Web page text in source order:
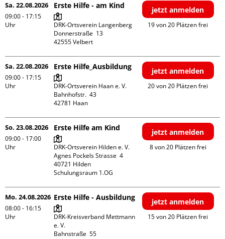
Sa. 22.08.2026
09:00 - 17:15
Uhr
Erste Hilfe - am Kind
DRK-Ortsverein Langenberg
Donnerstraße  13
jetzt anmelden
19 von 20 Plätzen frei
Sa. 22.08.2026
09:00 - 17:15
Uhr
Erste Hilfe_Ausbildung
DRK-Ortsverein Haan e. V.
Bahnhofstr.  43
jetzt anmelden
20 von 20 Plätzen frei
So. 23.08.2026
09:00 - 17:00
Uhr
Erste Hilfe am Kind
DRK-Ortsverein Hilden e. V.
Agnes Pockels Strasse  4
40721 Hilden
Schulungsraum 1.OG
jetzt anmelden
8 von 20 Plätzen frei
Mo. 24.08.2026
08:00 - 16:15
Uhr
Erste Hilfe - Ausbildung
DRK-Kreisverband Mettmann
e. V.
Bahnstraße  55
jetzt anmelden
15 von 20 Plätzen frei